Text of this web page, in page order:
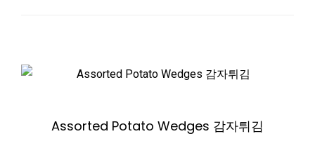
Assorted Potato Wedges 감자튀김